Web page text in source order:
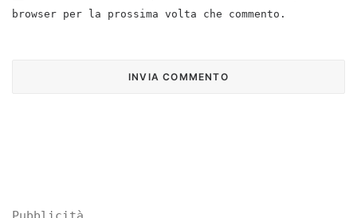
browser per la prossima volta che commento.